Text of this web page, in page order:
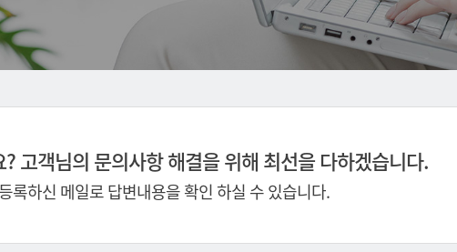
고객님의 문의사항 해결을 위해 최선을 다하겠습니다.
록하신 메일로 답변내용을 확인 하실 수 있습니다.